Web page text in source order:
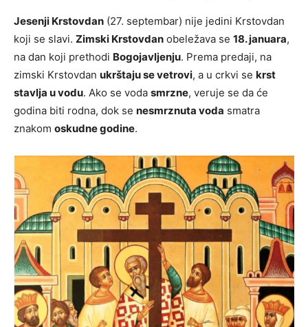
Jesenji Krstovdan (27. septembar) nije jedini Krstovdan
koji se slavi. Zimski Krstovdan obeležava se 18. januara,
na dan koji prethodi Bogojavljenju. Prema predaji, na
zimski Krstovdan ukrštaju se vetrovi, a u crkvi se krst
stavlja u vodu. Ako se voda smrzne, veruje se da će
godina biti rodna, dok se nesmrznuta voda smatra
znakom oskudne godine.